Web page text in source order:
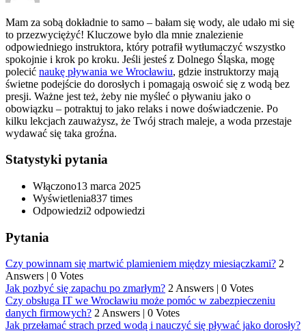
Mam za sobą dokładnie to samo – bałam się wody, ale udało mi się
to przezwyciężyć! Kluczowe było dla mnie znalezienie
odpowiedniego instruktora, który potrafił wytłumaczyć wszystko
spokojnie i krok po kroku. Jeśli jesteś z Dolnego Śląska, mogę
polecić naukę pływania we Wrocławiu, gdzie instruktorzy mają
świetne podejście do dorosłych i pomagają oswoić się z wodą bez
presji. Ważne jest też, żeby nie myśleć o pływaniu jako o
obowiązku – potraktuj to jako relaks i nowe doświadczenie. Po
kilku lekcjach zauważysz, że Twój strach maleje, a woda przestaje
wydawać się taka groźna.
Statystyki pytania
Włączono13 marca 2025
Wyświetlenia837 times
Odpowiedzi2 odpowiedzi
Pytania
Czy powinnam się martwić plamieniem między miesiączkami? 2
Answers | 0 Votes
Jak pozbyć się zapachu po zmarłym? 2 Answers | 0 Votes
Czy obsługa IT we Wrocławiu może pomóc w zabezpieczeniu
danych firmowych? 2 Answers | 0 Votes
Jak przełamać strach przed wodą i nauczyć się pływać jako dorosły?